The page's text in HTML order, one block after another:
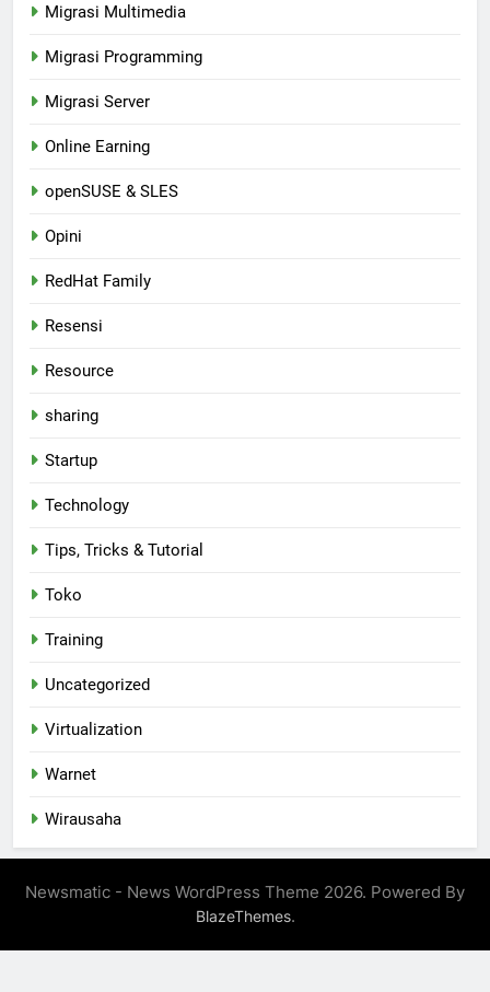
Migrasi Multimedia
Migrasi Programming
Migrasi Server
Online Earning
openSUSE & SLES
Opini
RedHat Family
Resensi
Resource
sharing
Startup
Technology
Tips, Tricks & Tutorial
Toko
Training
Uncategorized
Virtualization
Warnet
Wirausaha
Newsmatic - News WordPress Theme 2026. Powered By
BlazeThemes.